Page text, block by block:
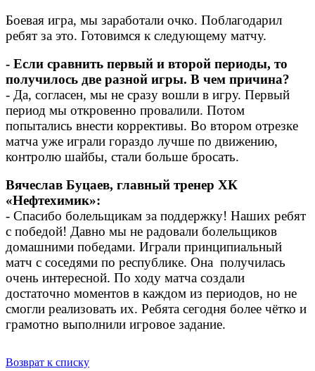
Боевая игра, мы заработали очко. Поблагодарил
ребят за это. Готовимся к следующему матчу.
- Если сравнить первый и второй периоды, то
получилось две разной игры. В чем причина?
- Да, согласен, мы не сразу вошли в игру. Первый
период мы откровенно провалили. Потом
попытались внести коррективы. Во втором отрезке
матча уже играли гораздо лучше по движению,
контролю шайбы, стали больше бросать.
Вячеслав Буцаев, главный тренер ХК
«Нефтехимик»:
- Спасибо болельщикам за поддержку! Наших ребят
с победой! Давно мы не радовали болельщиков
домашними победами. Играли принципиальный
матч с соседями по республике. Она получилась
очень интересной. По ходу матча создали
достаточно моментов в каждом из периодов, но не
смогли реализовать их. Ребята сегодня более чётко и
грамотно выполнили игровое задание.
Возврат к списку